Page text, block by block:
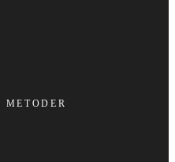
METODER